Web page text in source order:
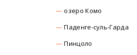
озеро Комо
Паденге-суль-Гарда
Пинцоло